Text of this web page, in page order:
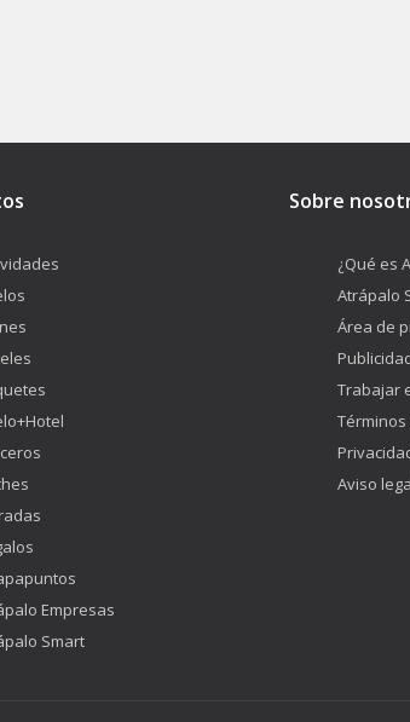
Empresas
Smart
Sobre
¿Qué es
Atrápalo
Área de
Trabajar
Aviso